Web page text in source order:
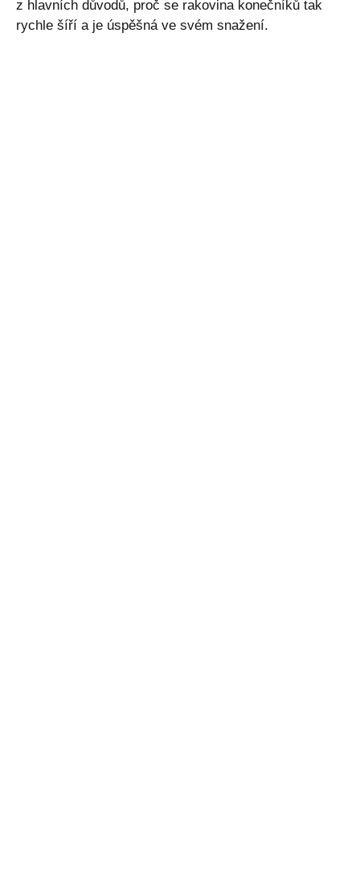
z hlavních důvodů, proč se rakovina konečníků tak
rychle šíří a je úspěšná ve svém snažení.